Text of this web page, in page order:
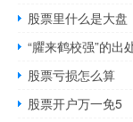
股票里什么是大盘
“臞来鹤校强”的出
股票亏损怎么算
股票开户万一免5